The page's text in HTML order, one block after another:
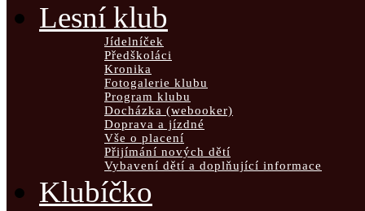
Lesní klub
Jídelníček
Předškoláci
Kronika
Fotogalerie klubu
Program klubu
Docházka (webooker)
Doprava a jízdné
Vše o placení
Přijímání nových dětí
Vybavení dětí a doplňující informace
Klubíčko